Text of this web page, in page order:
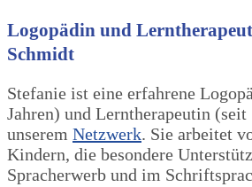
Logopädin und
Schmidt
Stefanie ist eine erfahrene
Jahren) und Lerntherapeutin (seit
unserem Netzwerk. Sie arbeitet
Kindern, die besondere
Spracherwerb und im